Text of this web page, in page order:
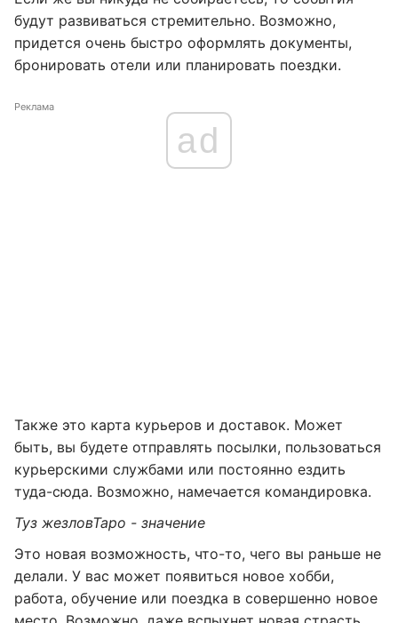
будут развиваться стремительно. Возможно,
придется очень быстро оформлять документы,
бронировать отели или планировать поездки.
Реклама
ad
Также это карта курьеров и доставок. Может
быть, вы будете отправлять посылки, пользоваться
курьерскими службами или постоянно ездить
туда-сюда. Возможно, намечается командировка.
Туз жезловТаро - значение
Это новая возможность, что-то, чего вы раньше не
делали. У вас может появиться новое хобби,
работа, обучение или поездка в совершенно новое